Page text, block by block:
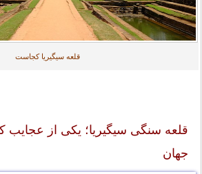
قلعه سیگیریا کجاست
قلعه سنگی سیگیریا؛ یکی از عجایب
جهان